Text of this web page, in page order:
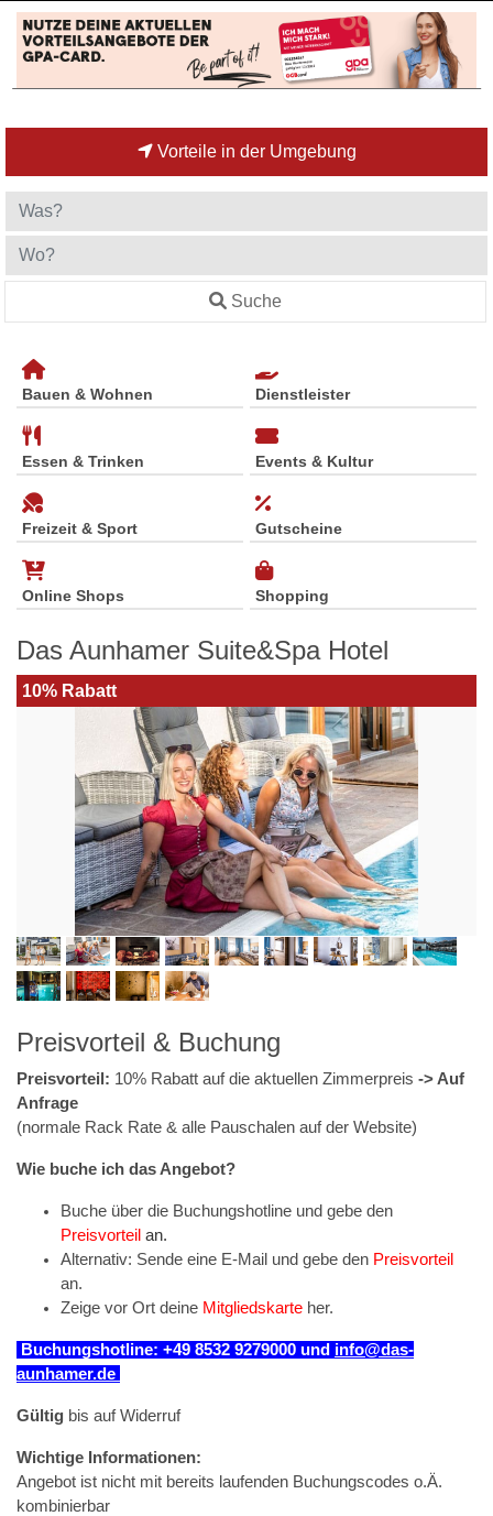
Vorteile in der Umgebung
Suche
Bauen & Wohnen Dienstleister
Essen & Trinken Events & Kultur
Freizeit & Sport Gutscheine
Online Shops Shopping
Das Aunhamer Suite&Spa Hotel
10% Rabatt
Preisvorteil & Buchung
Preisvorteil: 10% Rabatt auf die aktuellen Zimmerpreis -> Auf
Anfrage
(normale Rack Rate & alle Pauschalen auf der Website)
Wie buche ich das Angebot?
Buche über die Buchungshotline und gebe den
Preisvorteil an.
Alternativ: Sende eine E-Mail und gebe den Preisvorteil
an.
Zeige vor Ort deine Mitgliedskarte her.
Buchungshotline: +49 8532 9279000 und info@das-
aunhamer.de
Gültig bis auf Widerruf
Wichtige Informationen:
Angebot ist nicht mit bereits laufenden Buchungscodes o.Ä.
kombinierbar